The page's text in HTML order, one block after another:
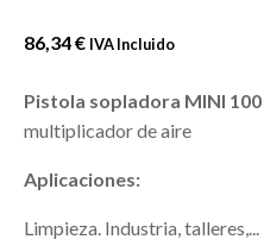
86,34€ IVA Incluido
Pistola sopladora MINI 100
multiplicador de aire
Aplicaciones:
Limpieza. Industria, talleres,...